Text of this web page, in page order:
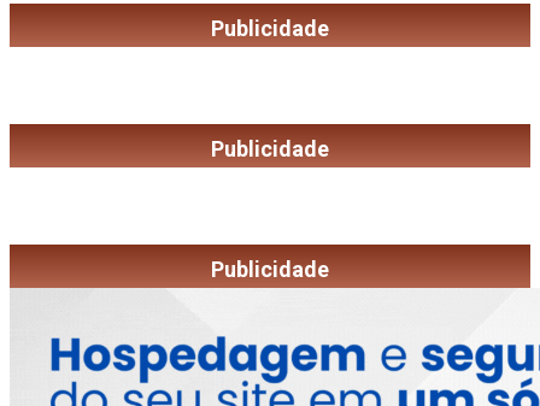
Publicidade
Publicidade
Publicidade